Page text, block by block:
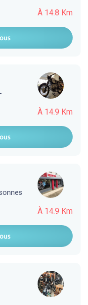
À 14.8 Km
À 14.9 Km
À 14.9 Km